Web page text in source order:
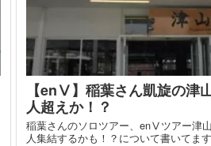
【enⅤ】稲葉さん凱旋の津
人超えか！？
稲葉さんのソロツアー、enⅤツアー津
人集結するかも！？について書いてます